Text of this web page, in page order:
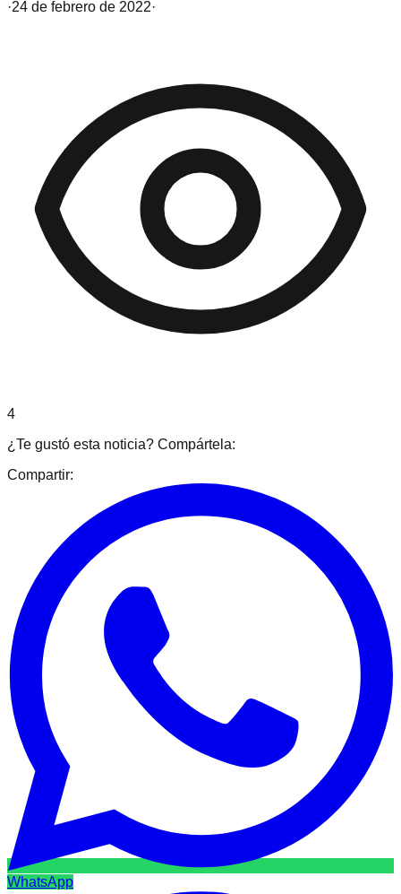
·24 de febrero de 2022·
4
¿Te gustó esta noticia? Compártela:
Compartir:
WhatsApp